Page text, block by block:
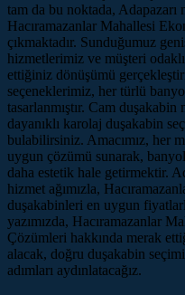
tam da bu noktada, Adapazarı
Hacıramazanlar Mahallesi
çıkmaktadır. Sunduğumuz
hizmetlerimiz ve müşteri
ettiğiniz dönüşümü
seçeneklerimiz, her türlü
tasarlanmıştır. Cam
dayanıklı karolaj duşakabin
bulabilirsiniz. Amacımız, her
uygun çözümü sunarak,
daha estetik hale getirmektir.
hizmet ağımızla,
duşakabinleri en uygun
yazımızda, Hacıramazanlar
Çözümleri hakkında merak
alacak, doğru duşakabin
adımları aydınlatacağız.